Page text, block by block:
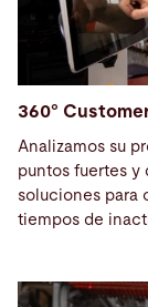
360°
Analizamos su
puntos fuertes y
soluciones para
tiempos de